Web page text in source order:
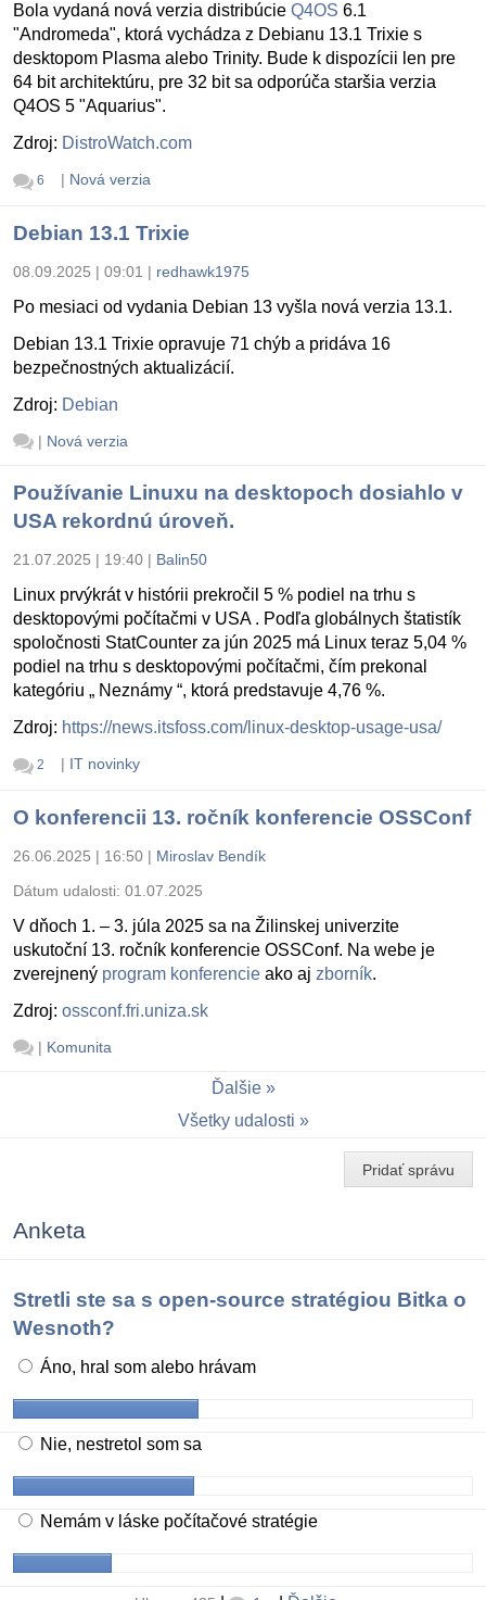
Bola vydaná nová verzia distribúcie Q4OS 6.1
"Andromeda", ktorá vychádza z Debianu 13.1 Trixie s
desktopom Plasma alebo Trinity. Bude k dispozícii len pre
64 bit architektúru, pre 32 bit sa odporúča staršia verzia
Q4OS 5 "Aquarius".
Zdroj: DistroWatch.com
6 | Nová verzia
Debian 13.1 Trixie
08.09.2025 | 09:01 | redhawk1975
Po mesiaci od vydania Debian 13 vyšla nová verzia 13.1.
Debian 13.1 Trixie opravuje 71 chýb a pridáva 16
bezpečnostných aktualizácií.
Zdroj: Debian
| Nová verzia
Používanie Linuxu na desktopoch dosiahlo v
USA rekordnú úroveň.
21.07.2025 | 19:40 | Balin50
Linux prvýkrát v histórii prekročil 5 % podiel na trhu s
desktopovými počítačmi v USA . Podľa globálnych štatistík
spoločnosti StatCounter za jún 2025 má Linux teraz 5,04 %
podiel na trhu s desktopovými počítačmi, čím prekonal
kategóriu „ Neznámy “, ktorá predstavuje 4,76 %.
Zdroj: https://news.itsfoss.com/linux-desktop-usage-usa/
2 | IT novinky
O konferencii 13. ročník konferencie OSSConf
26.06.2025 | 16:50 | Miroslav Bendík
Dátum udalosti: 01.07.2025
V dňoch 1. – 3. júla 2025 sa na Žilinskej univerzite
uskutoční 13. ročník konferencie OSSConf. Na webe je
zverejnený program konferencie ako aj zborník.
Zdroj: ossconf.fri.uniza.sk
| Komunita
Ďalšie
Všetky udalosti
Pridať správu
Anketa
Stretli ste sa s open-source stratégiou Bitka o
Wesnoth?
Áno, hral som alebo hrávam
Nie, nestretol som sa
Nemám v láske počítačové stratégie